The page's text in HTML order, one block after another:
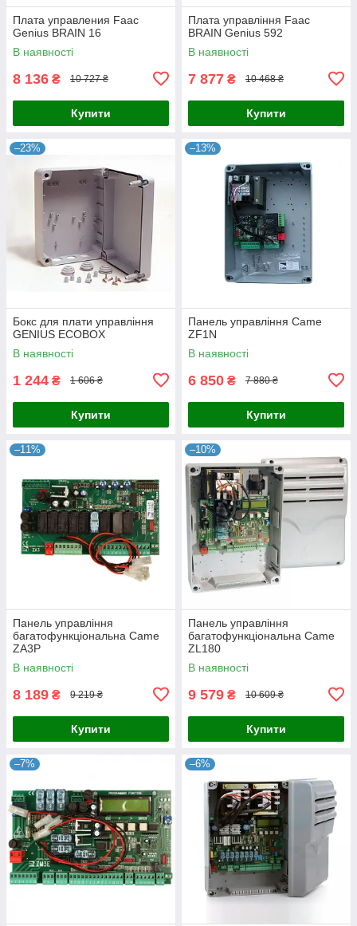
Плата управления Faac
Genius BRAIN 16
В наявності
8 136 ₴ 10 727 ₴
Купити
Плата управління Faac
BRAIN Genius 592
В наявності
7 877 ₴ 10 468 ₴
Купити
–23%
Бокс для плати управління
GENIUS ECOBOX
В наявності
1 244 ₴ 1 606 ₴
Купити
–13%
Панель управління Came
ZF1N
В наявності
6 850 ₴ 7 880 ₴
Купити
–11%
Панель управління
багатофункціональна Came
ZA3P
В наявності
8 189 ₴ 9 219 ₴
Купити
–10%
Панель управління
багатофункціональна Came
ZL180
В наявності
9 579 ₴ 10 609 ₴
Купити
–7% –6%